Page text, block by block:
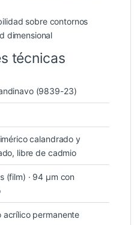
sobre contornos
dimensional
técnicas
(9839-23)
calandrado y
libre de cadmio
(film) · 94 µm con
acrílico permanente